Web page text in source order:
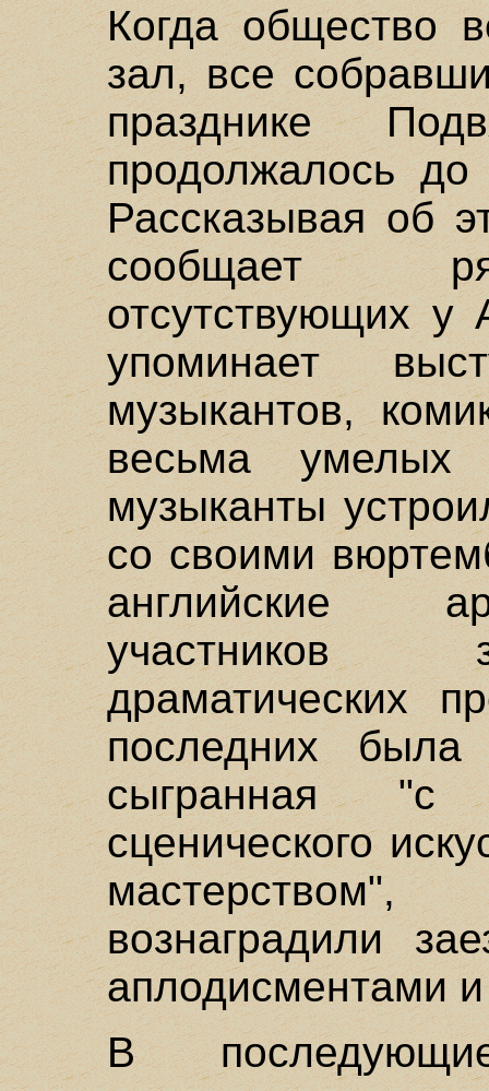
Когда общество
зал, все
празднике
продолжалось
Рассказывая об
сообщает
отсутствующих
упоминает
музыкантов,
весьма умелых
музыканты
со своими
английские
участников
драматических
последних
сыгранная "с
сценического
вознаградили
аплодисментами
В